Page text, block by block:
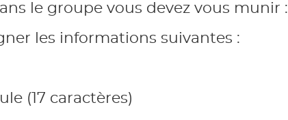
le groupe vous devez vous munir :
les informations suivantes :
(17 caractères)